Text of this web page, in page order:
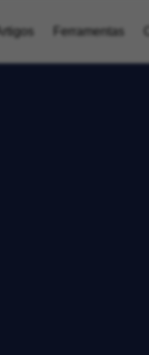
Artigos Ferramentas